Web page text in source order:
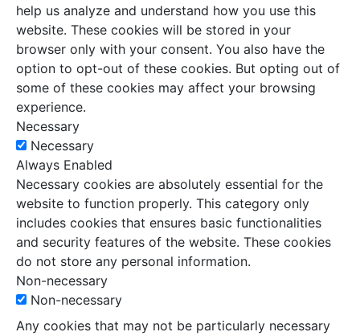
help us analyze and understand how you use this
website. These cookies will be stored in your
browser only with your consent. You also have the
option to opt-out of these cookies. But opting out of
some of these cookies may affect your browsing
experience.
Necessary
Necessary
Always Enabled
Necessary cookies are absolutely essential for the
website to function properly. This category only
includes cookies that ensures basic functionalities
and security features of the website. These cookies
do not store any personal information.
Non-necessary
Non-necessary
Any cookies that may not be particularly necessary